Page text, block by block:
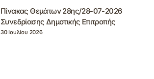
Πίνακας Θεμάτων 28ης/28-07-2026
Συνεδρίασης Δημοτικής Επιτροπής
30 Ιουλίου 2026